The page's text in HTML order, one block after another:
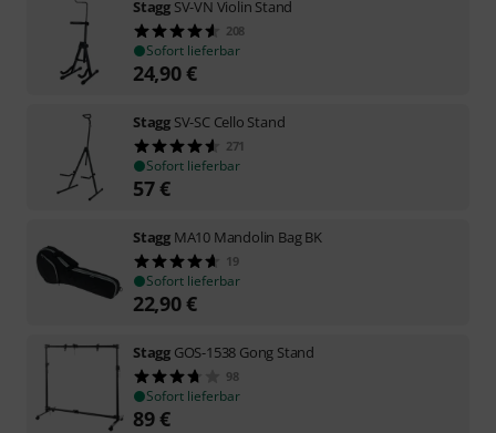
Stagg SV-VN Violin Stand
208
Sofort lieferbar
24,90€
Stagg SV-SC Cello Stand
271
Sofort lieferbar
57€
Stagg MA10 Mandolin Bag BK
19
Sofort lieferbar
22,90€
Stagg GOS-1538 Gong Stand
98
Sofort lieferbar
89€